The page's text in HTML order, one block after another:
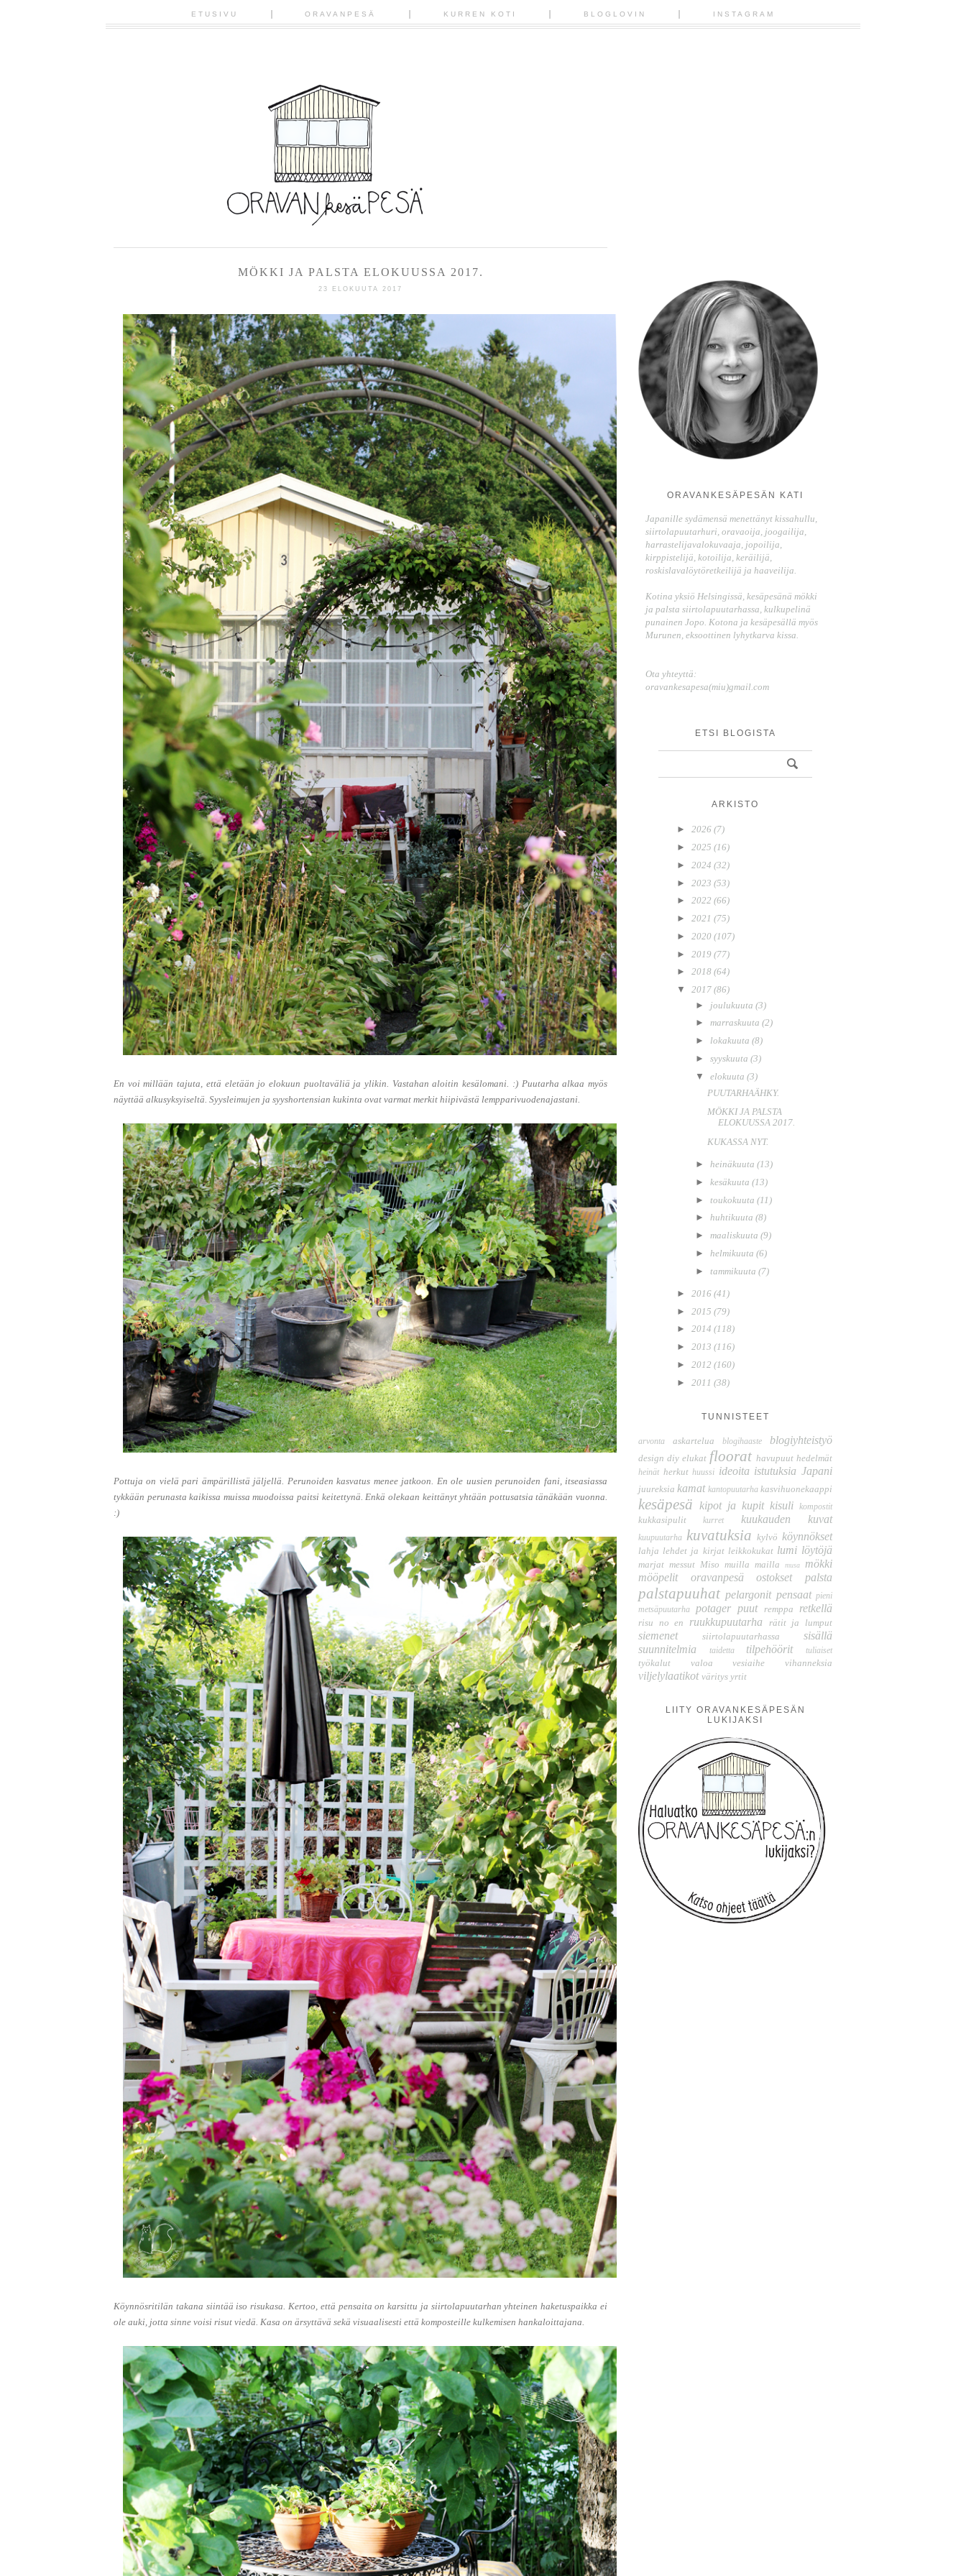
ETUSIVU ORAVANPESÄ KURREN KOTI BLOGLOVIN INSTAGRAM
MÖKKI JA PALSTA ELOKUUSSA 2017.
23 ELOKUUTA 2017
En voi millään tajuta, että eletään jo elokuun puoltaväliä ja ylikin. Vastahan aloitin kesälomani. :) Puutarha alkaa myös
näyttää alkusyksyiseltä. Syysleimujen ja syyshortensian kukinta ovat varmat merkit hiipivästä lempparivuodenajastani.
Pottuja on vielä pari ämpärillistä jäljellä. Perunoiden kasvatus menee jatkoon. En ole uusien perunoiden fani, itseasiassa
tykkään perunasta kaikissa muissa muodoissa paitsi keitettynä. Enkä olekaan keittänyt yhtään pottusatsia tänäkään vuonna.
:)
Köynnösritilän takana siintää iso risukasa. Kertoo, että pensaita on karsittu ja siirtolapuutarhan yhteinen haketuspaikka ei
ole auki, jotta sinne voisi risut viedä. Kasa on ärsyttävä sekä visuaalisesti että komposteille kulkemisen hankaloittajana.
ORAVANKESÄPESÄN KATI
Japanille sydämensä menettänyt kissahullu,
siirtolapuutarhuri, oravaoija, joogailija,
harrastelijavalokuvaaja, jopoilija,
kirppistelijä, kotoilija, keräilijä,
roskislavalöytöretkeilijä ja haaveilija.
Kotina yksiö Helsingissä, kesäpesänä mökki
ja palsta siirtolapuutarhassa, kulkupelinä
punainen Jopo. Kotona ja kesäpesällä myös
Murunen, eksoottinen lyhytkarva kissa.
Ota yhteyttä:
oravankesapesa(miu)gmail.com
ETSI BLOGISTA
ARKISTO
►2026(7)
►2025(16)
► 2024(32)
► 2023(53)
►2022(66)
►2021(75)
► 2020(107)
► 2019(77)
►2018(64)
▼
2017(86)
► joulukuuta (3)
► marraskuuta (2)
► lokakuuta (8)
► syyskuuta (3)
▼
elokuuta (3)
PUUTARHAÄHKY.
MÖKKI JA PALSTA
ELOKUUSSA 2017.
KUKASSA NYT.
► heinäkuuta (13)
► kesäkuuta (13)
► toukokuuta (11)
► huhtikuuta (8)
► maaliskuuta (9)
► helmikuuta (6)
► tammikuuta (7)
► 2016(41)
► 2015(79)
►2014(118)
►2013(116)
► 2012(160)
► 2011(38)
TUNNISTEET
arvonta askartelua blogihaaste blogiyhteistyö
design diy elukat floorat havupuut hedelmät
heinät herkut huussi ideoita istutuksia Japani
juureksia kamat kantopuutarha kasvihuonekaappi
kesäpesä kipot ja kupit kisuli kompostit
kukkasipulit kurret kuukauden kuvat
kuupuutarha kuvatuksia kylvö köynnökset
lahja lehdet ja kirjat leikkokukat lumi löytöjä
marjat messut Miso muilla mailla musa
mökki
mööpelit
oravanpesä ostokset palsta
palstapuuhat pelargonit pensaat pieni
metsäpuutarha
potager puut remppa retkellä
risu no en ruukkupuutarha rätit ja lumput
siemenet siirtolapuutarhassa
sisällä
suunnitelmia
taidetta tilpehöörit tuliaiset
työkalut valoa vesiaihe vihanneksia
viljelylaatikot väritys yrtit
LIITY ORAVANKESÄPESÄN
LUKIJAKSI